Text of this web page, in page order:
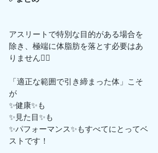
アスリートで特別な目的がある場合を
除き、極端に体脂肪を落とす必要はあ
りません🙅‍♂️
「適正な範囲で引き締まった体」こそ
が
✨健康✨も
✨見た目✨も
✨パフォーマンス✨もすべてにとってベ
ストです！